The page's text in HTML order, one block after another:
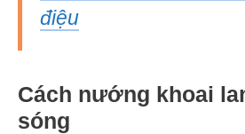
điệu
Cách nướng khoai
sóng